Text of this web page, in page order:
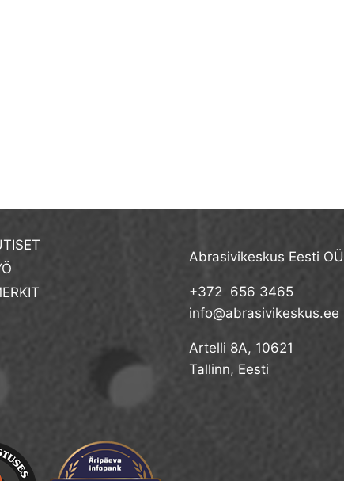
Abrasivikeskus Eesti OÜ
+372 656 3465
info@abrasivikeskus.ee
Artelli 8A, 10621
Tallinn, Eesti